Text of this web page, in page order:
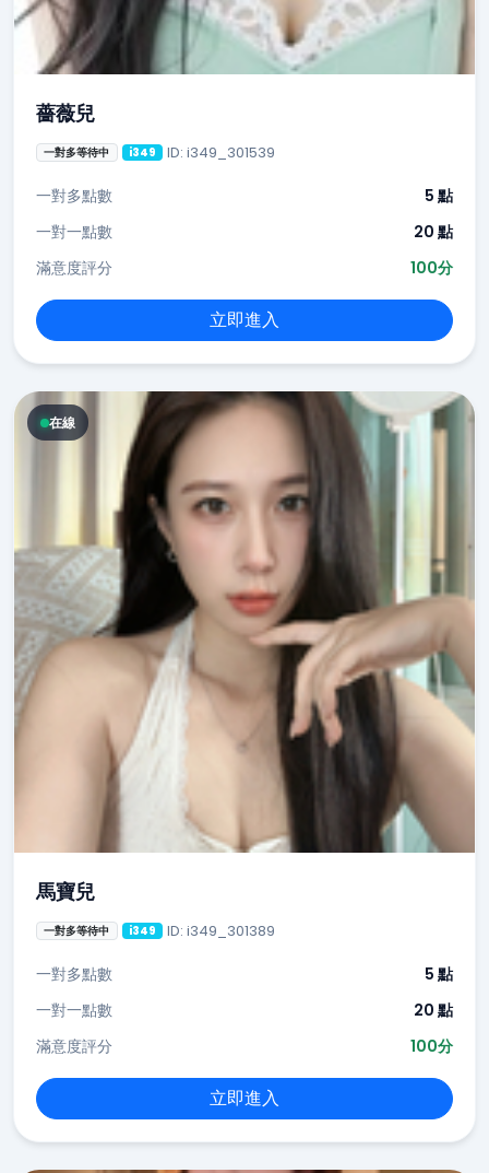
薔薇兒
一對多等待中 i349 ID: i349_301539
一對多點數
5 點
一對一點數
20 點
滿意度評分
100分
立即進入
在線
馬寶兒
一對多等待中 i349 ID: i349_301389
一對多點數
5 點
一對一點數
20 點
滿意度評分
100分
立即進入